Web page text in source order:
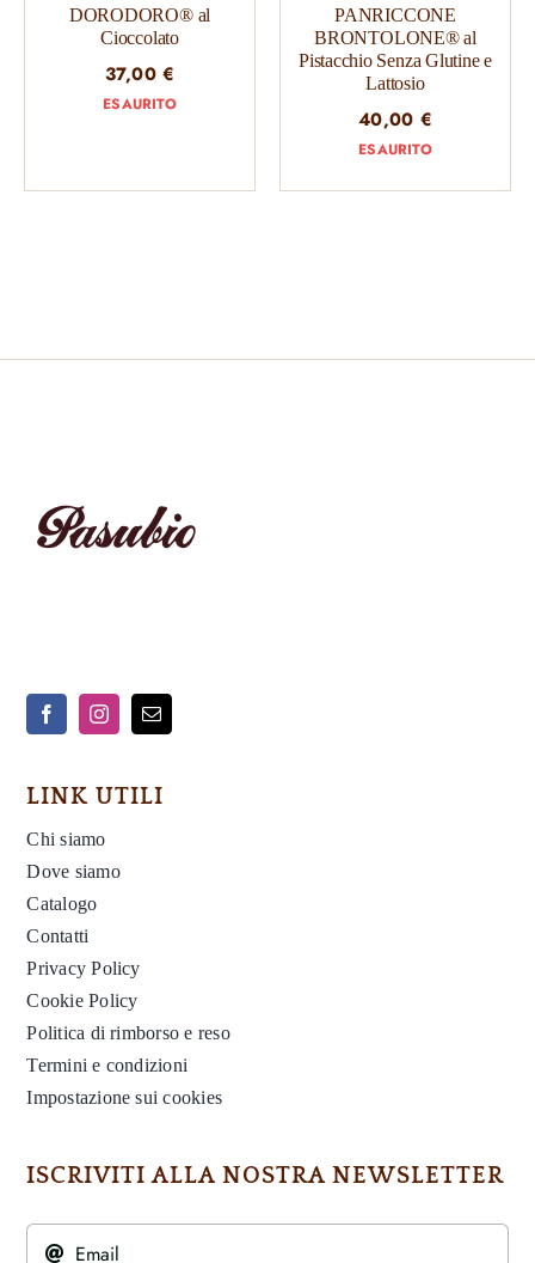
DORODORO® al
Cioccolato
37,00€
ESAURITO
PANRICCONE
BRONTOLONE® al
Pistacchio Senza Glutine e
Lattosio
40,00 €
ESAURITO
LINK UTILI
Chi siamo
Dove siamo
Catalogo
Contatti
Privacy Policy
Cookie Policy
Politica di rimborso e reso
Termini e condizioni
Impostazione sui cookies
ISCRIVITI ALLA NOSTRA NEWSLETTER